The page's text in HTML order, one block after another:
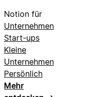
Notion für
Unternehmen
Start-ups
Kleine
Unternehmen
Persönlich
Mehr